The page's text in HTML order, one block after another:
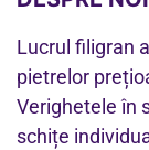
Lucrul filigran
pietrelor
Verighetele în
schițe